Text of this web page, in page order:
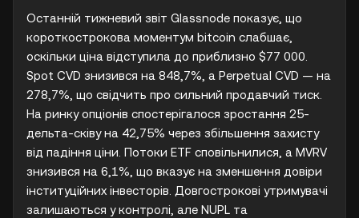
Останній тижневий звіт Glassnode показує, що
короткострокова моментум bitcoin слабшає,
оскільки ціна відступила до приблизно $77 000.
Spot CVD знизився на 848,7%, а Perpetual CVD — на
278,7%, що свідчить про сильний продавчий тиск.
На ринку опціонів спостерігалося зростання 25-
дельта-сківу на 42,75% через збільшення захисту
від падіння ціни. Потоки ETF сповільнилися, а MVRV
знизився на 6,1%, що вказує на зменшення довіри
інституційних інвесторів. Довгострокові утримувачі
залишаються у контролі, але NUPL та